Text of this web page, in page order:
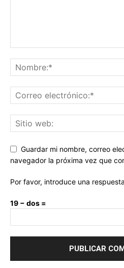
Guardar mi nombre, correo
navegador la próxima vez que
Por favor, introduce una
19 − dos =